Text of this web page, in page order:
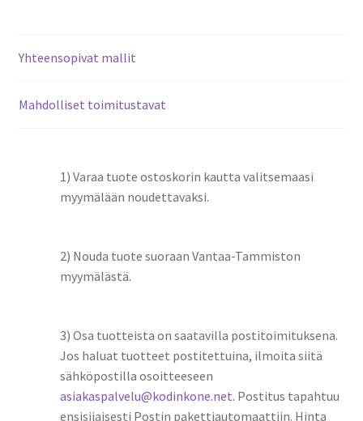
Yhteensopivat mallit
Mahdolliset toimitustavat
1) Varaa tuote ostoskorin kautta valitsemaasi
myymälään noudettavaksi.
2) Nouda tuote suoraan Vantaa-Tammiston
myymälästä.
3) Osa tuotteista on saatavilla postitoimituksena.
Jos haluat tuotteet postitettuina, ilmoita siitä
sähköpostilla osoitteeseen
asiakaspalvelu@kodinkone.net. Postitus tapahtuu
ensisijaisesti Postin pakettiautomaattiin. Hinta